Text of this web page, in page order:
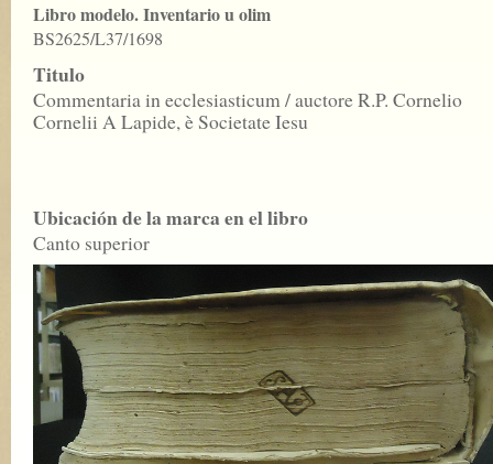
Libro modelo. Inventario u olim
BS2625/L37/1698
Titulo
Commentaria in ecclesiasticum / auctore R.P. Cornelio
Cornelii A Lapide, è Societate Iesu
Ubicación de la marca en el libro
Canto superior